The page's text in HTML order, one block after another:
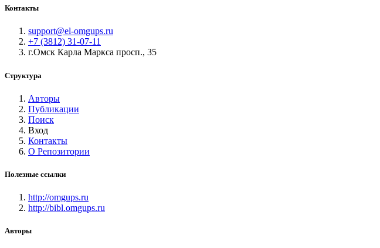
Контакты
support@el-omgups.ru
+7 (3812) 31-07-11
г.Омск Карла Маркса просп., 35
Структура
Авторы
Публикации
Поиск
Вход
Контакты
О Репозитории
Полезные ссылки
http://omgups.ru
http://bibl.omgups.ru
Авторы